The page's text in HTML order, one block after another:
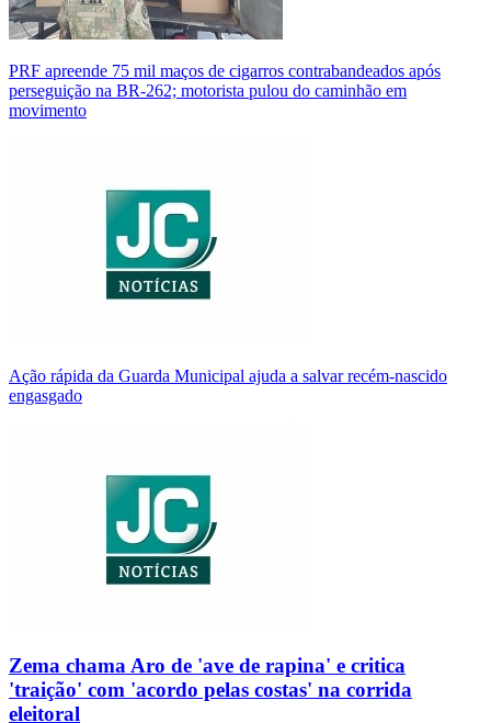
PRF apreende 75 mil maços de cigarros contrabandeados após
perseguição na BR-262; motorista pulou do caminhão em
movimento
Ação rápida da Guarda Municipal ajuda a salvar recém-nascido
engasgado
Zema chama Aro de 'ave de rapina' e critica
'traição' com 'acordo pelas costas' na corrida
eleitoral